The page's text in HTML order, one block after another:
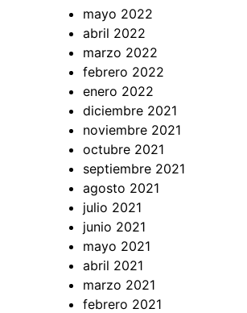
mayo 2022
abril 2022
marzo 2022
febrero 2022
enero 2022
diciembre 2021
noviembre 2021
octubre 2021
septiembre 2021
agosto 2021
julio 2021
junio 2021
mayo 2021
abril 2021
marzo 2021
febrero 2021